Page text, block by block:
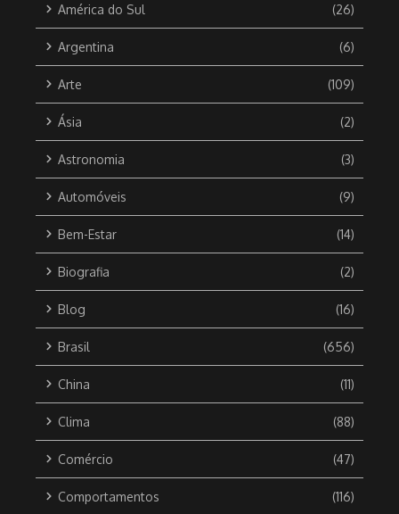
América do Sul (26)
Argentina (6)
Arte (109)
Ásia (2)
Astronomia (3)
Automóveis (9)
Bem-Estar (14)
Biografia (2)
Blog (16)
Brasil (656)
China (11)
Clima (88)
Comércio (47)
Comportamentos (116)